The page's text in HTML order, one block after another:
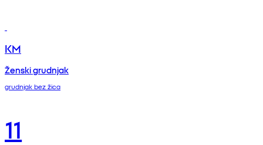
KM
Ženski grudnjak
grudnjak bez žica
11